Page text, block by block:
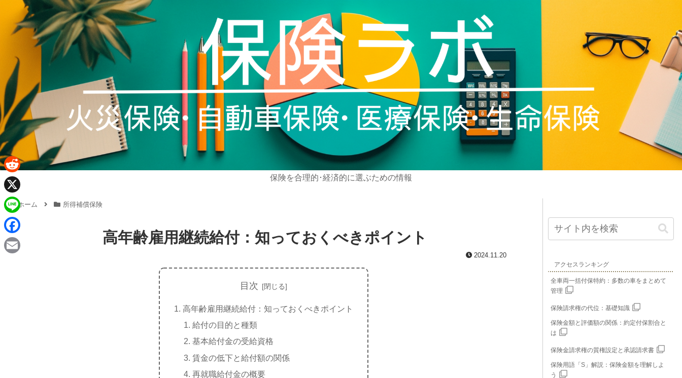
保険を合理的･経済的に選ぶための情報
ホーム 所得補償保険
高年齢雇用継続給付：知っておくべきポイント
2024.11.20
目次
高年齢雇用継続給付：知っておくべきポイント
給付の目的と種類
基本給付金の受給資格
賃金の低下と給付額の関係
再就職給付金の概要
アクセスランキング
全車両一括付保特約：多数の車をまとめて
管理
保険請求権の代位：基礎知識
保険金額と評価額の関係：約定付保割合と
は
保険金請求権の質権設定と承認請求書
保険用語「S」解説：保険金額を理解しよ
う
R
e
d
d
i
X
L
n
F